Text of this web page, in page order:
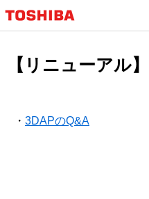
【リニューアル
・ 3DAPのQ&A